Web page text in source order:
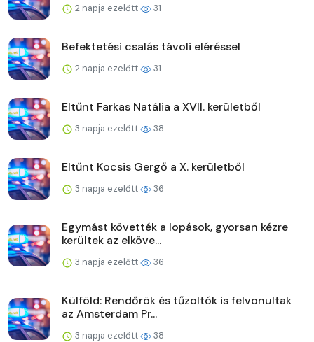
2 napja ezelőtt 31
Befektetési csalás távoli eléréssel
2 napja ezelőtt 31
Eltűnt Farkas Natália a XVII. kerületből
3 napja ezelőtt 38
Eltűnt Kocsis Gergő a X. kerületből
3 napja ezelőtt 36
Egymást követték a lopások, gyorsan kézre
kerültek az elköve...
3 napja ezelőtt 36
Külföld: Rendőrök és tűzoltók is felvonultak
az Amsterdam Pr...
3 napja ezelőtt 38